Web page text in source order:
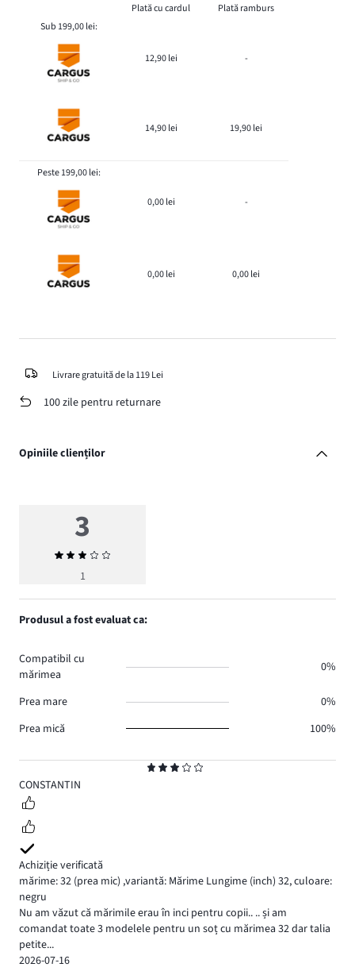
Plată cu cardul
Plată ramburs
Sub 199,00 lei:
12,90 lei -
14,90 lei 19,90 lei
Peste 199,00 lei:
0,00 lei -
0,00 lei 0,00 lei
Livrare gratuită de la 119 Lei
100 zile pentru returnare
Opiniile clienților
3
CONSTANTIN
Achiziție verificată
mărime: 32 (prea mic) ,variantă: Mărime Lungime (inch) 32,culoare:
negru
Nu am văzut că mărimile erau în inci pentru copii.. .. și am
comandat toate 3 modelele pentru un soț cu mărimea 32 dar talia
petite...
2026-07-16
3
Evaluarea
medie
1
Produsul a fost evaluat ca:
Compatibil cu
mărimea
0%
Prea mare
0%
Prea mică
100%